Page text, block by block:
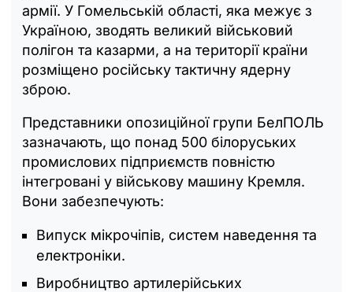
армії. У Гомельській області, яка межує з
Україною, зводять великий військовий
полігон та казарми, а на території країни
розміщено російську тактичну ядерну
зброю.
Представники опозиційної групи БелПОЛЬ
зазначають, що понад 500 білоруських
промислових підприємств повністю
інтегровані у військову машину Кремля.
Вони забезпечують:
Випуск мікрочіпів, систем наведення та
електроніки.
Виробництво артилерійських